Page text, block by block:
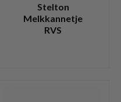
Stelton
Melkkannetje
RVS